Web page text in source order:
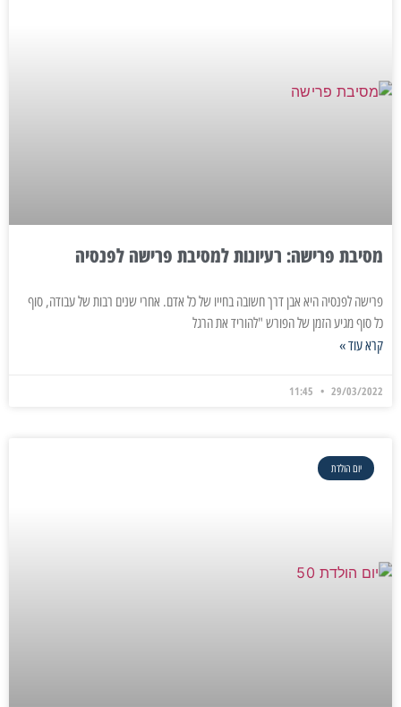
מסיבת פרישה: רעיונות למסיבת פרישה לפנסיה
פרישה לפנסיה היא אבן דרך חשובה בחייו של כל אדם. אחרי שנים רבות של עבודה, סוף
כל סוף מגיע הזמן של הפורש "להוריד את הרגל
קרא עוד »
29/03/2022
יום הולדת